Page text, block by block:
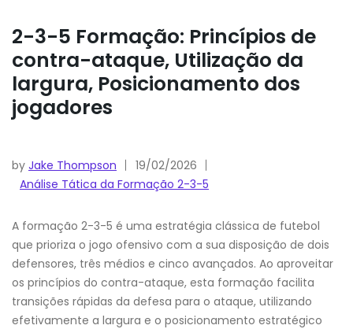
2-3-5 Formação: Princípios de
contra-ataque, Utilização da
largura, Posicionamento dos
jogadores
by Jake Thompson
19/02/2026
Análise Tática da Formação 2-3-5
A formação 2-3-5 é uma estratégia clássica de futebol
que prioriza o jogo ofensivo com a sua disposição de dois
defensores, três médios e cinco avançados. Ao aproveitar
os princípios do contra-ataque, esta formação facilita
transições rápidas da defesa para o ataque, utilizando
efetivamente a largura e o posicionamento estratégico